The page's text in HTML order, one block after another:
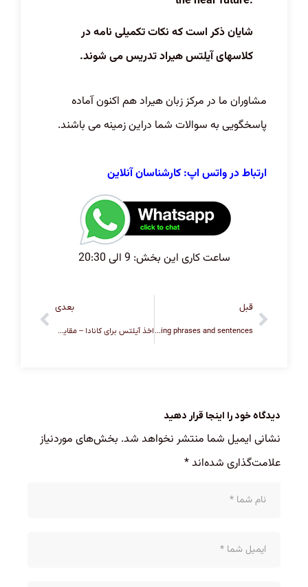
شایان ذکر است که نکات تکمیلی نامه در
کلاسهای آیلتس هیراد تدریس می شوند.
مشاوران ما در مرکز زبان هیراد هم اکنون آماده
پاسخگویی به سوالات شما دراین زمینه می باشند.
ارتباط در واتس اپ: کارشناسان آنلاین
ساعت کاری این بخش: 9 الی 20:30
قبل
IELTS writing phrases and sentences
بعدی
اخذ آیلتس برای کانادا – مقایسه آیلتس و تافل برای مهاجرت
دیدگاه خود را اینجا قرار دهید
نشانی ایمیل شما منتشر نخواهد شد. بخش‌های موردنیاز
علامت‌گذاری شده‌اند*